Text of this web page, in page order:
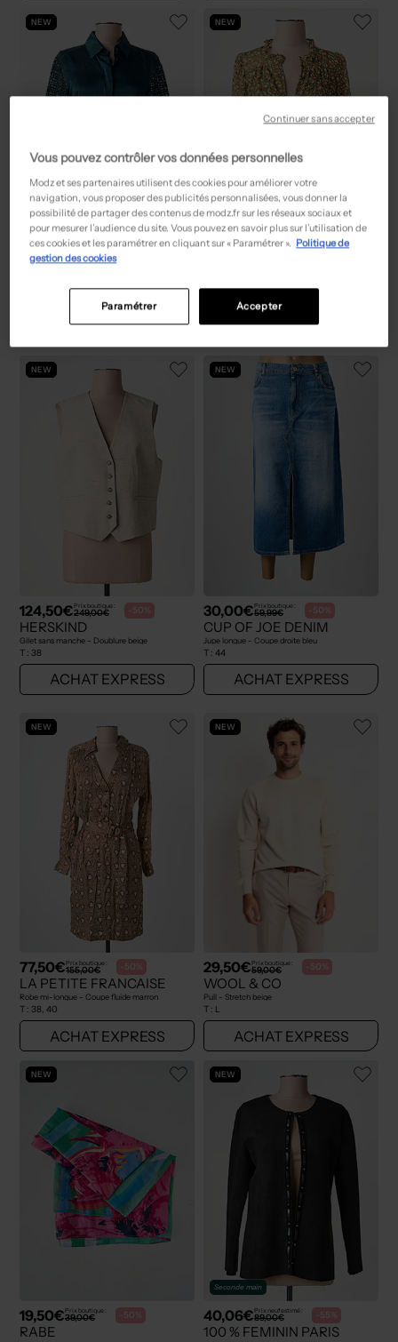
NEW
77,50€Prix boutique :
155,00€
Chemisier - Coupe fluide bleu
ACHAT EXPRESS
NEW
Chemisier vert
36, 38
ACHAT EXPRESS
NEW
124,50€Prix boutique :
249,00€ -50%
HERSKIND
Gilet sans manche - Doublure beige
T : 38
ACHAT EXPRESS
NEW
30,00€Prix boutique :
59,99€ -50%
CUP OF JOE DENIM
Jupe longue - Coupe droite bleu
T : 44
ACHAT EXPRESS
NEW
77,50€Prix boutique :
155,00€ -50%
LA PETITE FRANCAISE
Robe mi-longue - Coupe fluide marron
T : 38, 40
ACHAT EXPRESS
NEW
29,50€Prix boutique :
59,00€ -50%
WOOL & CO
Pull - Stretch beige
T : L
ACHAT EXPRESS
NEW
19,50€Prix boutique :
39,00€ -50%
RABE
NEW
Seconde main
40,06€Prix neuf estimé :
89,00€ -55%
100 % FEMININ PARIS
Vous pouvez contrôler vos données personnelles
Modz et ses partenaires utilisent des cookies pour améliorer votre
navigation, vous proposer des publicités personnalisées, vous donner la
possibilité de partager des contenus de modz.fr sur les réseaux sociaux et
pour mesurer l’audience du site. Vous pouvez en savoir plus sur l’utilisation de
ces cookies et les paramétrer en cliquant sur « Paramétrer ». Politique de
gestion des cookies
Accepter
Paramétrer
Continuer sans accepter